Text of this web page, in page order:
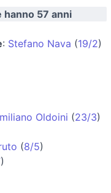
57 anni
: Stefano Nava (19/2)
Oldoini (23/3)
(8/5)
)